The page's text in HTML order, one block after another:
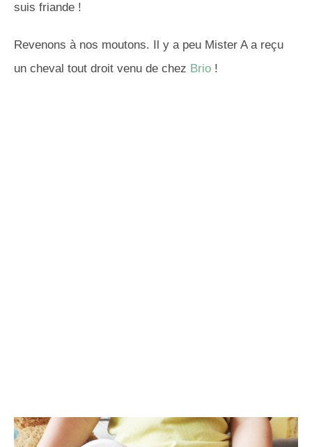
suis friande !
Revenons à nos moutons. Il y a peu Mister A a reçu
un cheval tout droit venu de chez Brio !